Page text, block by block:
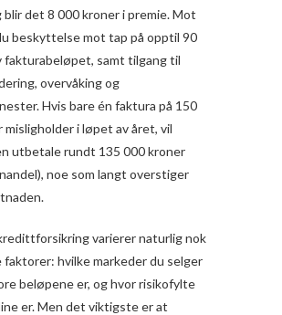
det 8 000 kroner i premie. Mot
beskyttelse mot tap på opptil 90
fakturabeløpet, samt tilgang til
overvåking og
Hvis bare én faktura på 150
misligholder i løpet av året, vil
utbetale rundt 135 000 kroner
noe som langt overstiger
varierer naturlig nok
hvilke markeder du selger
beløpene er, og hvor risikofylte
er. Men det viktigste er at